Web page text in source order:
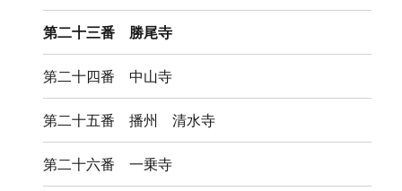
第二十三番 勝尾寺
第二十四番 中山寺
第二十五番 播州 清水寺
第二十六番 一乗寺